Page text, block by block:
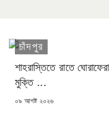
চাঁদপুর
শাহরাস্তিতে রাতে
মুক্তি ...
POSTED
০৯ আগষ্ট ২০২৬